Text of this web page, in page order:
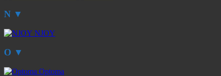
N ▼
NJOY
O ▼
Optoma